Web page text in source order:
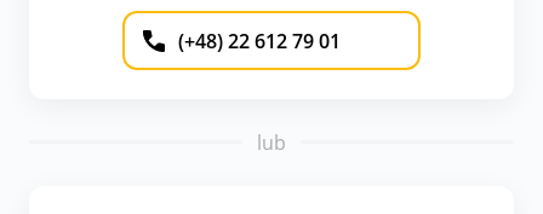
(+48) 22 612 79 01
lub